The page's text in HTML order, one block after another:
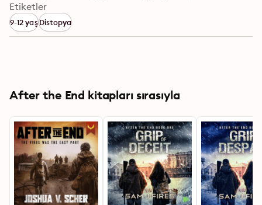
Etiketler
9-12 yaşDistopya
After the End kitapları sırasıyla